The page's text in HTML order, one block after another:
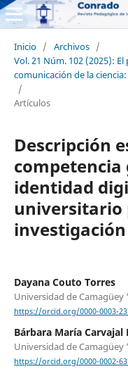
Inicio / Archivos /
Vol. 21 Núm. 102 (2025):
comunicación de la
/
Artículos
Descripción
competencia
identidad
universitario
investigación
Dayana Couto Torres
Universidad de
https://orcid.org/0000-0003-
Bárbara María Carvajal
Universidad de
https://orcid.org/0000-0002-